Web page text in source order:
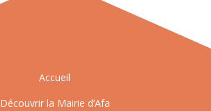
Accueil
Découvrir la Mairie d’Afa